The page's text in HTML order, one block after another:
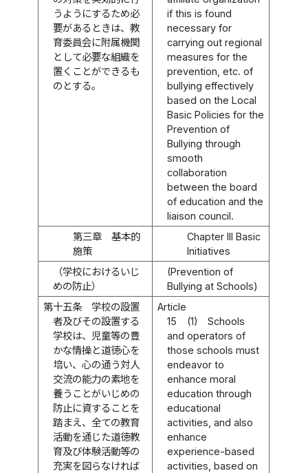
うようにするため必
要があるときは、教
育委員会に附属機関
として必要な組織を
置くことができるも
のとする。
if this is found
necessary for
carrying out regional
measures for the
prevention, etc. of
bullying effectively
based on the Local
Basic Policies for the
Prevention of
Bullying through
smooth
collaboration
between the board
of education and the
liaison council.
第三章 基本的
施策
Chapter III Basic
Initiatives
（学校におけるいじ
めの防止）
(Prevention of
Bullying at Schools)
第十五条
学校の設置
者及びその設置する
学校は、児童等の豊
かな情操と道徳心を
培い、心の通う対人
交流の能力の素地を
養うことがいじめの
防止に資することを
踏まえ、全ての教育
活動を通じた道徳教
育及び体験活動等の
充実を図らなければ
Article
15
(1)
Schools
and operators of
those schools must
endeavor to
enhance moral
education through
educational
activities, and also
enhance
experience-based
activities, based on